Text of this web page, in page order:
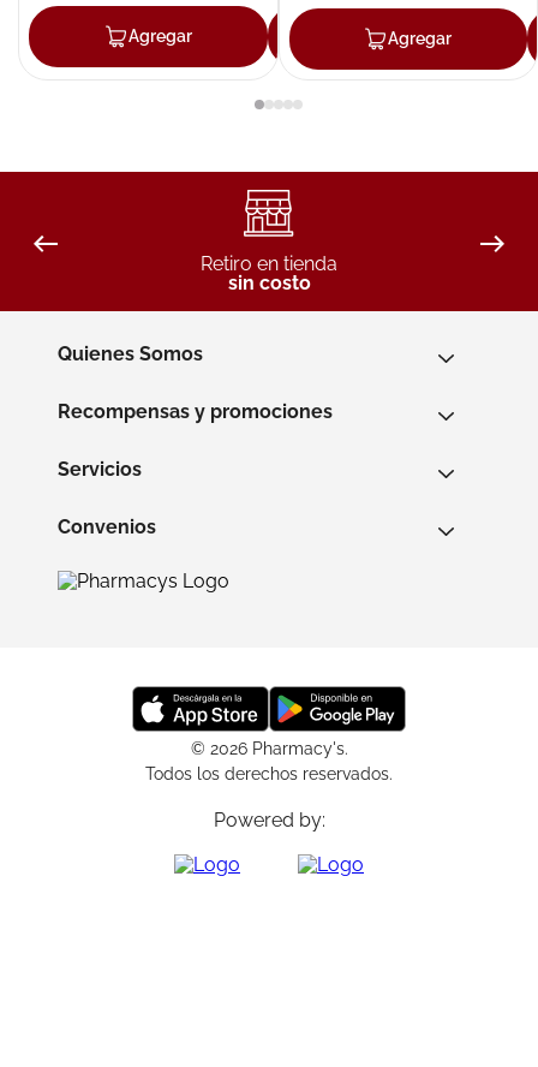
Agregar Agregar
Agregar
Retiro en tienda
sin costo
Quienes Somos
Recompensas y promociones
Servicios
Convenios
© 2026 Pharmacy's.
Todos los derechos reservados.
Powered by: